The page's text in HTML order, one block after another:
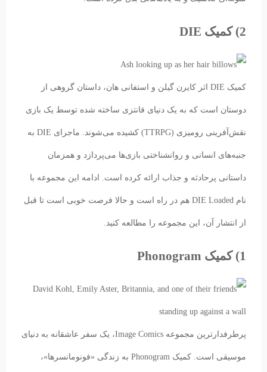
2) کمیک DIE
کمیک DIE اثر کایرن گیلن و استفانی هان، داستان گروهی از
دوستان است که به یک دنیای فانتزی ساخته‌ شده توسط یک بازی
نقش‌آفرینی رومیزی (TTRPG) کشیده می‌شوند. ماجرای DIE به
جنبه‌های انسانی و روانشناختی بازی‌ها می‌پردازد و همزمان
داستانی پرحادثه و جذاب ارائه کرده است. ادامه این مجموعه با
نام DIE Loaded هم در راه است و حالا فرصت خوبی است تا قبل
از انتشار آن، این مجموعه را مطالعه کنید.
1) کمیک Phonogram
پرطرفدارترین مجموعه Image Comics، یک سفر عاشقانه به دنیای
موسیقی است. کمیک Phonogram به زندگی «فونو‌مانسرها»،